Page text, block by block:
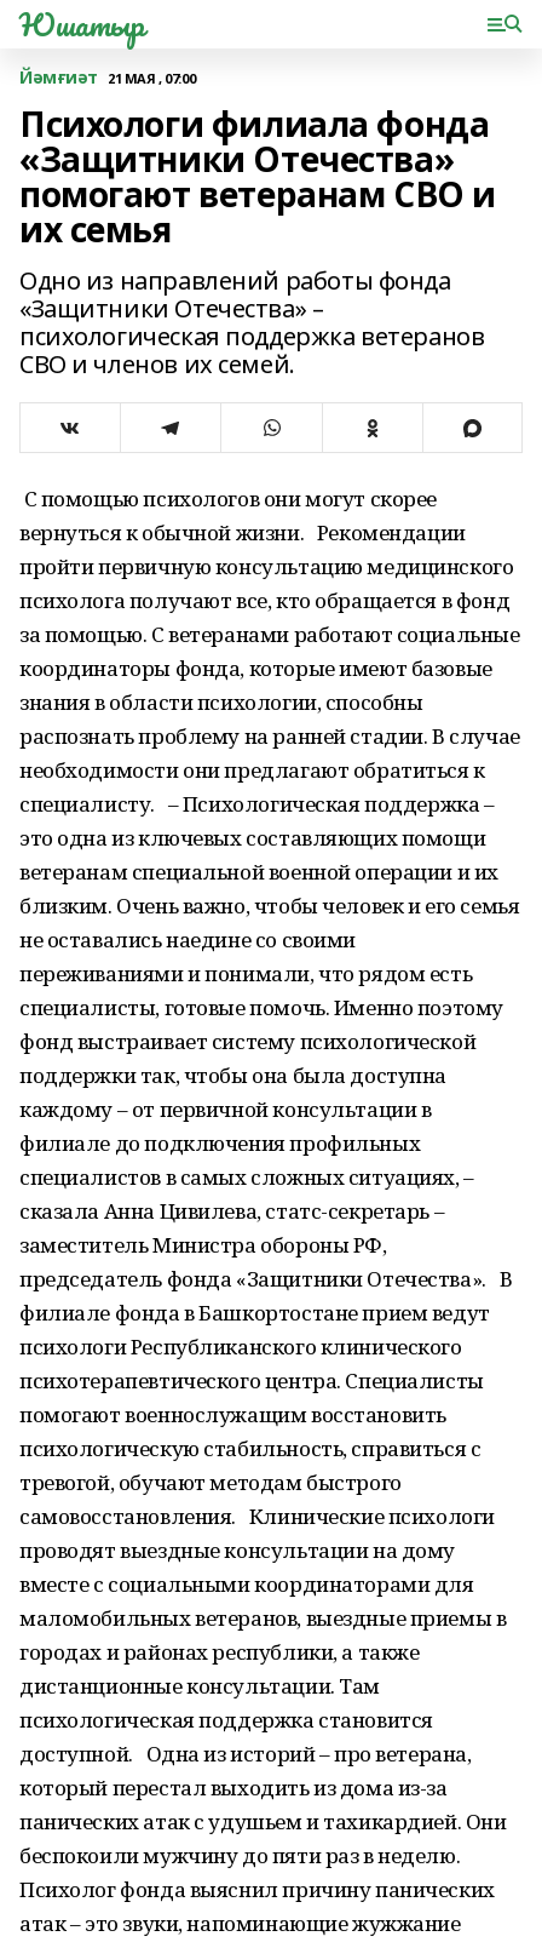
Юшатыр
Йәмғиәт 21 МАЯ , 07:00
Психологи филиала фонда
«Защитники Отечества»
помогают ветеранам СВО и
их семья
Одно из направлений работы фонда
«Защитники Отечества» –
психологическая поддержка ветеранов
СВО и членов их семей.
С помощью психологов они могут скорее
вернуться к обычной жизни. Рекомендации
пройти первичную консультацию медицинского
психолога получают все, кто обращается в фонд
за помощью. С ветеранами работают социальные
координаторы фонда, которые имеют базовые
знания в области психологии, способны
распознать проблему на ранней стадии. В случае
необходимости они предлагают обратиться к
специалисту. – Психологическая поддержка –
это одна из ключевых составляющих помощи
ветеранам специальной военной операции и их
близким. Очень важно, чтобы человек и его семья
не оставались наедине со своими
переживаниями и понимали, что рядом есть
специалисты, готовые помочь. Именно поэтому
фонд выстраивает систему психологической
поддержки так, чтобы она была доступна
каждому – от первичной консультации в
филиале до подключения профильных
специалистов в самых сложных ситуациях, –
сказала Анна Цивилева, статс-секретарь –
заместитель Министра обороны РФ,
председатель фонда «Защитники Отечества». В
филиале фонда в Башкортостане прием ведут
психологи Республиканского клинического
психотерапевтического центра. Специалисты
помогают военнослужащим восстановить
психологическую стабильность, справиться с
тревогой, обучают методам быстрого
самовосстановления. Клинические психологи
проводят выездные консультации на дому
вместе с социальными координаторами для
маломобильных ветеранов, выездные приемы в
городах и районах республики, а также
дистанционные консультации. Там
психологическая поддержка становится
доступной. Одна из историй – про ветерана,
который перестал выходить из дома из-за
панических атак с удушьем и тахикардией. Они
беспокоили мужчину до пяти раз в неделю.
Психолог фонда выяснил причину панических
атак – это звуки, напоминающие жужжание